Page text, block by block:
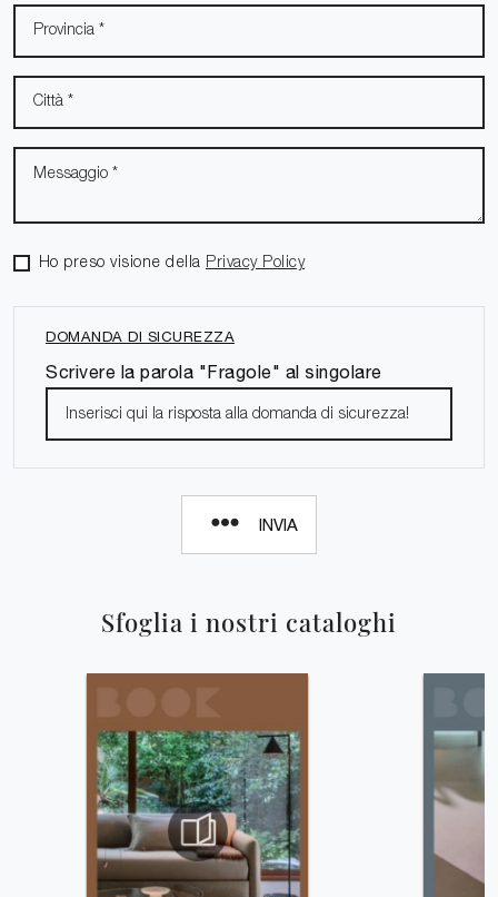
Sfoglia i nostri cataloghi
Ho preso visione della Privacy Policy
DOMANDA DI SICUREZZA
Scrivere la parola "Fragole" al singolare
INVIA